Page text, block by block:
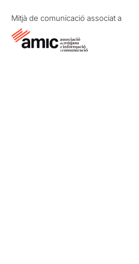
Mitjà de comunicació associat a